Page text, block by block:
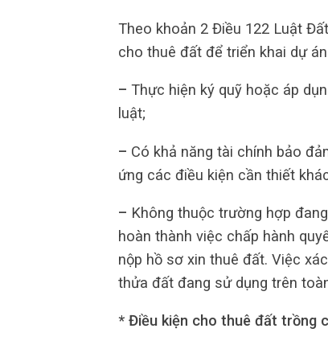
Theo khoản 2 Điều 122 Luật
cho thuê đất để triển khai dự
– Thực hiện ký quỹ hoặc áp
luật;
– Có khả năng tài chính bảo
ứng các điều kiện cần thiết
– Không thuộc trường hợp
hoàn thành việc chấp hành
nộp hồ sơ xin thuê đất. Việc
thửa đất đang sử dụng trên
* Điều kiện cho thuê đất trồng